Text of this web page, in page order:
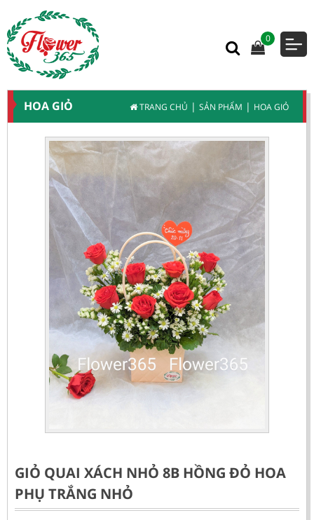
0
HOA GIỎ TRANG CHỦ | SẢN PHẨM | HOA GIỎ
GIỎ QUAI XÁCH NHỎ 8B HỒNG ĐỎ HOA
PHỤ TRẮNG NHỎ